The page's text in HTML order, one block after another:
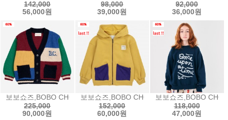
142,000
56,000원
98,000
39,000원
92,000
36,000원
보보쇼즈,BOBO CHOSES B.C vintage color block cardigan비씨 빈
225,000
90,000원
보보쇼즈,BOBO CHOSES Bobo Choses
152,000
60,000원
보보쇼즈,BOBO
118,000
47,000원